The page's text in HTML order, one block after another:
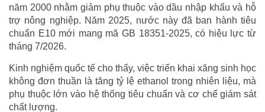
năm 2000 nhằm giảm phụ thuộc vào dầu nhập khẩu và hỗ
trợ nông nghiệp. Năm 2025, nước này đã ban hành tiêu
chuẩn E10 mới mang mã GB 18351-2025, có hiệu lực từ
tháng 7/2026.
Kinh nghiệm quốc tế cho thấy, việc triển khai xăng sinh học
không đơn thuần là tăng tỷ lệ ethanol trong nhiên liệu, mà
phụ thuộc lớn vào hệ thống tiêu chuẩn và cơ chế giám sát
chất lượng.